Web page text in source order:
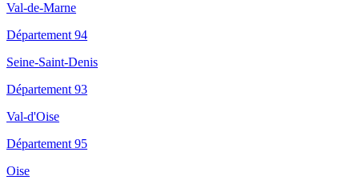
Val-de-Marne
Département 94
Seine-Saint-Denis
Département 93
Val-d'Oise
Département 95
Oise